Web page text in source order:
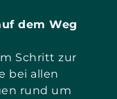
dem Weg
Schritt zur
bei allen
rund um